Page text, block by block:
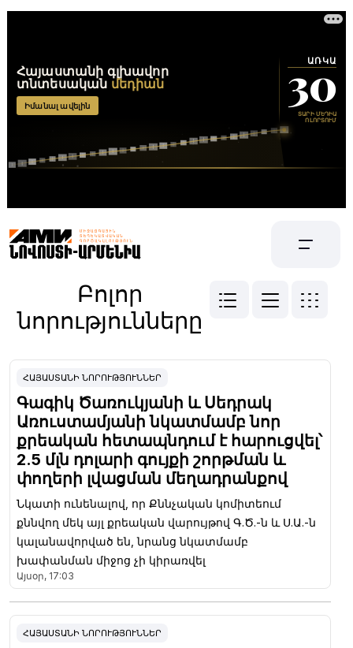
Բոլոր
նորությունները
ՀԱՅԱՍՏԱՆԻ ՆՈՐՈՒԹՅՈՒՆՆԵՐ
Գագիկ Ծառուկյանի և Սեդրակ
Առուստամյանի նկատմամբ նոր
քրեական հետապնդում է հարուցվել՝
2.5 մլն դոլարի գույքի շորթման և
փողերի լվացման մեղադրանքով
Նկատի ունենալով, որ Քննչական կոմիտեում
քննվող մեկ այլ քրեական վարույթով Գ.Ծ.-ն և Ս.Ա.-ն
կալանավորված են, նրանց նկատմամբ
խափանման միջոց չի կիրառվել
Այսօր, 17:03
ՀԱՅԱՍՏԱՆԻ ՆՈՐՈՒԹՅՈՒՆՆԵՐ